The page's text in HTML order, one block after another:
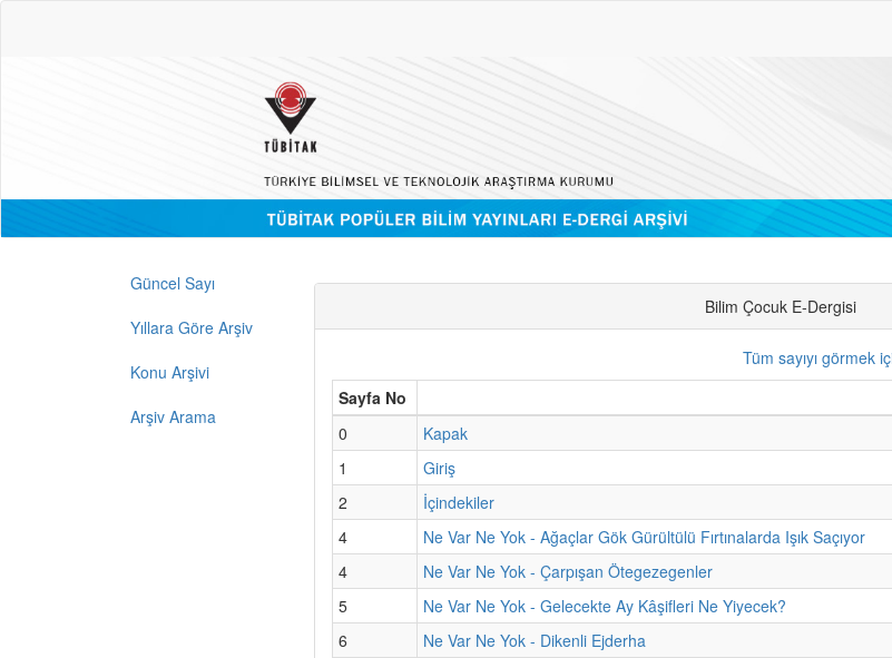
Güncel Sayı
Yıllara Göre Arşiv
Konu Arşivi
Arşiv Arama
Bilim Çocuk E-Dergisi
Tüm sayıyı görmek
Sayfa No
0
Kapak
1
Giriş
2
İçindekiler
4
Ne Var Ne Yok - Ağaçlar Gök Gürültülü Fırtınalarda Işık Saçıyor
4
Ne Var Ne Yok - Çarpışan Ötegezegenler
5
Ne Var Ne Yok - Gelecekte Ay Kâşifleri Ne Yiyecek?
6
Ne Var Ne Yok - Dikenli Ejderha